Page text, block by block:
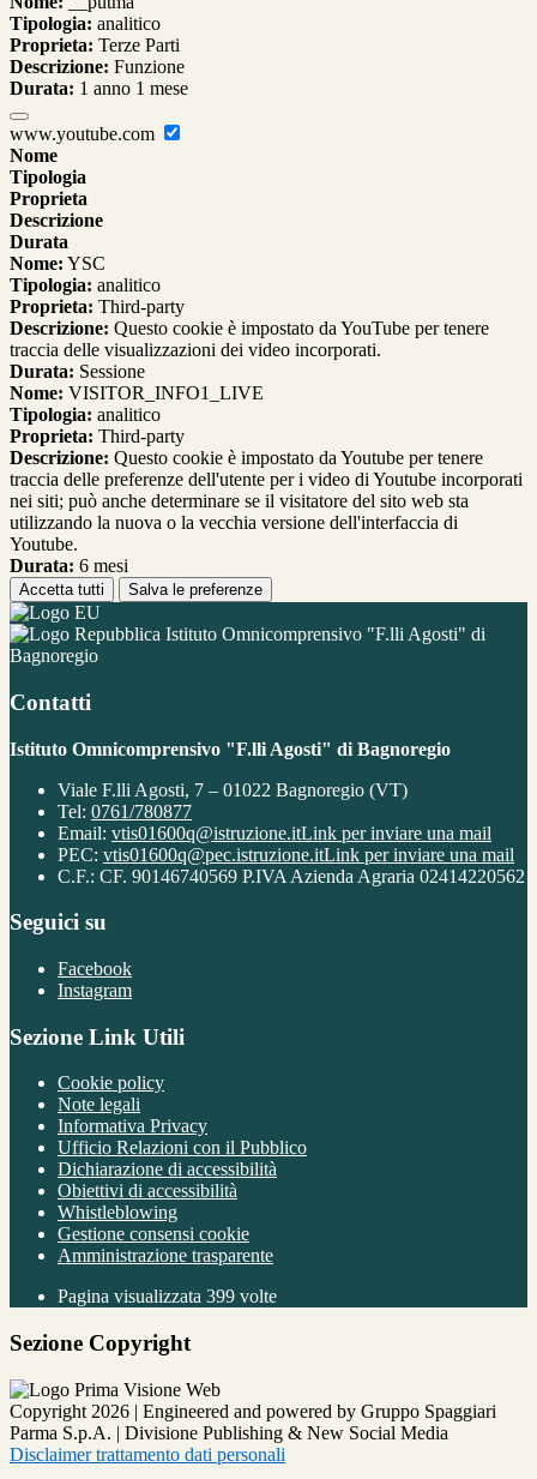
Tipologia: analitico
Proprieta: Terze Parti
Descrizione: Funzione
Durata: 1 anno 1 mese
www.youtube.com
Nome
Tipologia
Proprieta
Descrizione
Durata
Nome: YSC
Tipologia: analitico
Proprieta: Third-party
Descrizione: Questo cookie è impostato da YouTube per tenere
traccia delle visualizzazioni dei video incorporati.
Durata: Sessione
Nome: VISITOR_INFO1_LIVE
Tipologia: analitico
Proprieta: Third-party
Descrizione: Questo cookie è impostato da Youtube per tenere
traccia delle preferenze dell'utente per i video di Youtube incorporati
nei siti; può anche determinare se il visitatore del sito web sta
utilizzando la nuova o la vecchia versione dell'interfaccia di
Youtube.
Durata: 6 mesi
Accetta tutti Salva le preferenze
Istituto Omnicomprensivo "F.lli Agosti" di
Bagnoregio
Contatti
Istituto Omnicomprensivo "F.lli Agosti" di Bagnoregio
Viale F.lli Agosti, 7 – 01022 Bagnoregio (VT)
Tel: 0761/780877
Email: vtis01600q@istruzione.itLink per inviare una mail
PEC: vtis01600q@pec.istruzione.itLink per inviare una mail
C.F.: CF. 90146740569 P.IVA Azienda Agraria 02414220562
Seguici su
Facebook
Instagram
Sezione Link Utili
Cookie policy
Note legali
Informativa Privacy
Ufficio Relazioni con il Pubblico
Dichiarazione di accessibilità
Obiettivi di accessibilità
Whistleblowing
Gestione consensi cookie
Amministrazione trasparente
Pagina visualizzata 399 volte
Sezione Copyright
Copyright 2026 | Engineered and powered by Gruppo Spaggiari
Parma S.p.A. | Divisione Publishing & New Social Media
Disclaimer trattamento dati personali